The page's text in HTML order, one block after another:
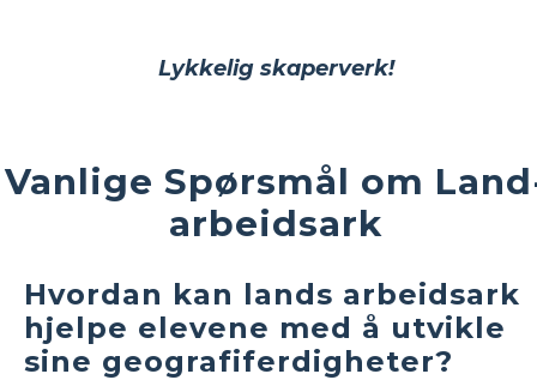
Lykkelig skaperverk!
Vanlige Spørsmål om
arbeidsark
Hvordan kan lands arbeidsark
hjelpe elevene med å utvikle
sine geografiferdigheter?